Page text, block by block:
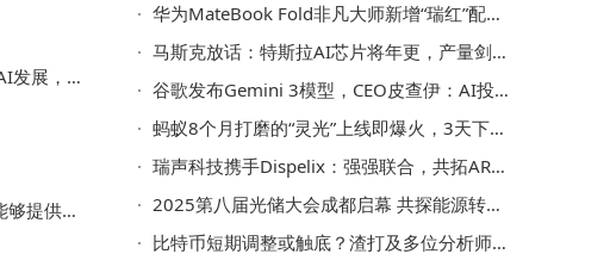
叙事。
同，从
全国的
发展，为
提供更
华为MateBook Fold非凡大师新增“瑞红”配色，11月25日发布会亮点抢先看
马斯克放话：特斯拉AI芯片将年更，产量剑指超越所有竞争对手总和
谷歌发布Gemini 3模型，CEO皮查伊：AI投资热潮有“非理性”风险
蚂蚁8个月打磨的“灵光”上线即爆火，3天下载量破50万究竟有多好用？
瑞声科技携手Dispelix：强强联合，共拓AR衍射光学新未来
2025第八届光储大会成都启幕 共探能源转型新路径新未来
比特币短期调整或触底？渣打及多位分析师看好年底反弹行情